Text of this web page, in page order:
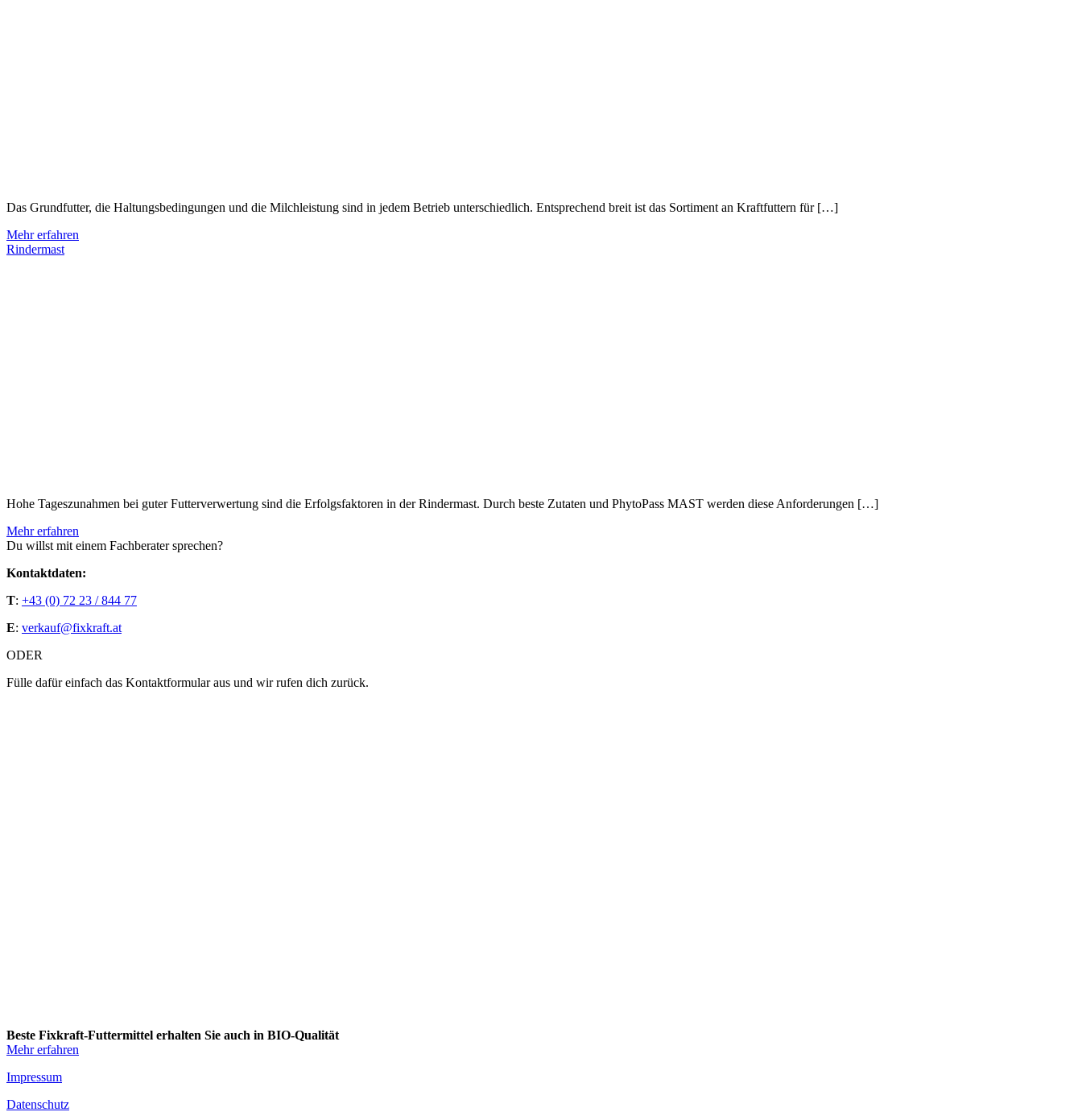
Das Grundfutter, die Haltungsbedingungen und die Milchleistung sind in jedem Betrieb unterschiedlich. Entsprechend breit ist das Sortiment an Kraftfuttern für […]
Mehr erfahren
Rindermast
Hohe Tageszunahmen bei guter Futterverwertung sind die Erfolgsfaktoren in der Rindermast. Durch beste Zutaten und PhytoPass MAST werden diese Anforderungen […]
Mehr erfahren
Du willst mit einem Fachberater sprechen?
Kontaktdaten:
T: +43 (0) 72 23 / 844 77
E: verkauf@fixkraft.at
ODER
Fülle dafür einfach das Kontaktformular aus und wir rufen dich zurück.
Beste Fixkraft-Futtermittel erhalten Sie auch in BIO-Qualität
Mehr erfahren
Impressum
Datenschutz